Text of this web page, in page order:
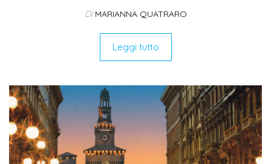
Di MARIANNA QUATRARO
Leggi tutto